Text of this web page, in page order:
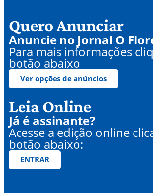
Quero Anunciar
Anuncie no Jornal O
Para mais informações
botão abaixo
Ver opções de anúncios
Leia Online
Já é assinante?
Acesse a edição online
botão abaixo:
ENTRAR